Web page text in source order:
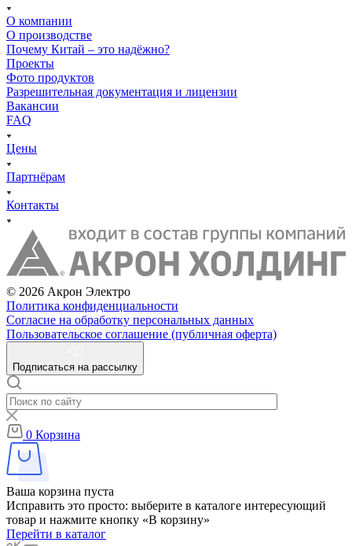
О компании
О производстве
Почему Китай – это надёжно?
Проекты
Фото продуктов
Разрешительная документация и лицензии
Вакансии
FAQ
Цены
Партнёрам
Контакты
© 2026 Акрон Электро
Политика конфиденциальности
Согласие на обработку персональных данных
Пользовательское соглашение (публичная оферта)
Подписаться на рассылку
0 Корзина
Ваша корзина пуста
Исправить это просто: выберите в каталоге интересующий
товар и нажмите кнопку «В корзину»
Перейти в каталог